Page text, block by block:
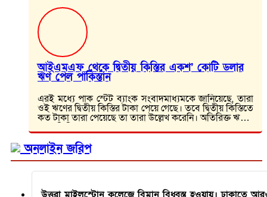
আইএমএফ থেকে দ্বিতীয় কিস্তির একশ’ কোটি ডলার
ঋণ পেল পাকিস্তান
এরই মধ্যে পাক স্টেট ব্যাংক সংবাদমাধ্যমকে জানিয়েছে, তারা
ওই ঋণের দ্বিতীয় কিস্তির টাকা পেয়ে গেছে। তবে দ্বিতীয় কিস্তিতে
কত টাকা তারা পেয়েছে তা তারা উল্লেখ করেনি। অতিরিক্ত ঋণের
প্রথম কিস্তির…
অনলাইন জরিপ
উত্তরা মাইলস্টোন কলেজে বিমান বিধ্বস্ত হওয়ায়। ঢাকাতে